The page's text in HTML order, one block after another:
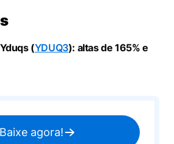
(YDUQ3): altas de 165% e
Baixe agora!